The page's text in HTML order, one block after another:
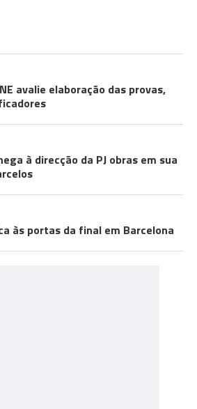
avalie elaboração das provas,
à direcção da PJ obras em sua
às portas da final em Barcelona